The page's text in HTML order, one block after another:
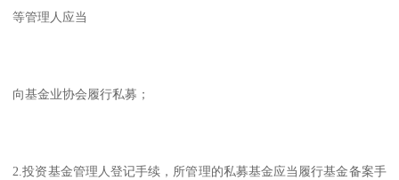
等管理人应当
向基金业协会履行私募；
2.投资基金管理人登记手续，所管理的私募基金应当履行基金备案手